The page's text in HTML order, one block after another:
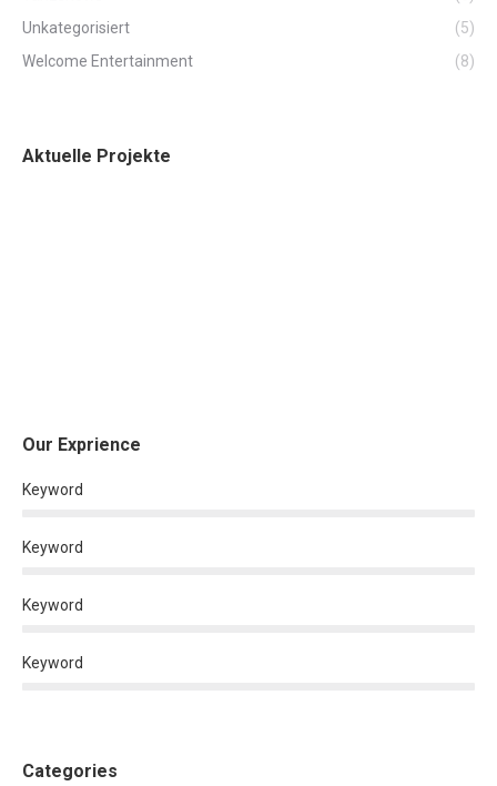
Unkategorisiert
(5)
Welcome Entertainment
(8)
Aktuelle Projekte
Our Exprience
Keyword
Keyword
Keyword
Keyword
Categories